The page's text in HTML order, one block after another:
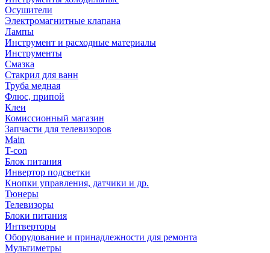
Осушители
Электромагнитные клапана
Лампы
Инструмент и расходные материалы
Инструменты
Смазка
Стакрил для ванн
Труба медная
Флюс, припой
Клеи
Комиссионный магазин
Запчасти для телевизоров
Main
T-con
Блок питания
Инвертор подсветки
Кнопки управления, датчики и др.
Тюнеры
Телевизоры
Блоки питания
Интверторы
Оборудование и принадлежности для ремонта
Мультиметры